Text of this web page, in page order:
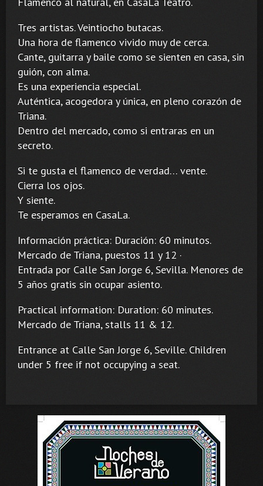
Tres artistas. Veintiocho butacas.
Una hora de flamenco vivido muy de cerca.
Cante, guitarra y baile como se sienten en casa, sin
guión, con alma.
Es una experiencia especial.
Auténtica, acogedora y única, en pleno corazón de
Triana.
Dentro del mercado, como si entraras en un
secreto.
Si te gusta el flamenco de verdad… vente.
Cierra los ojos.
Y siente.
Te esperamos en CasaLa.
Información práctica: Duración: 60 minutos.
Mercado de Triana, puestos 11 y 12 ·
Entrada por Calle San Jorge 6, Sevilla. Menores de
5 años gratis sin ocupar asiento.
Practical information: Duration: 60 minutes.
Mercado de Triana, stalls 11 & 12.
Entrance at Calle San Jorge 6, Seville. Children
under 5 free if not occupying a seat.